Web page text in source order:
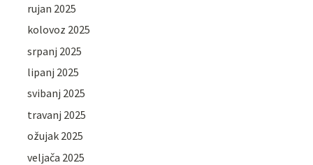
rujan 2025
kolovoz 2025
srpanj 2025
lipanj 2025
svibanj 2025
travanj 2025
ožujak 2025
veljača 2025